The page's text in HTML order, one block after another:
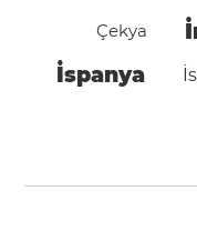
Çekya
İspanya